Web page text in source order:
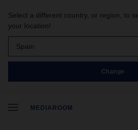
Select a different country, or region, to
your location!
Spain
Change
MEDIAROOM